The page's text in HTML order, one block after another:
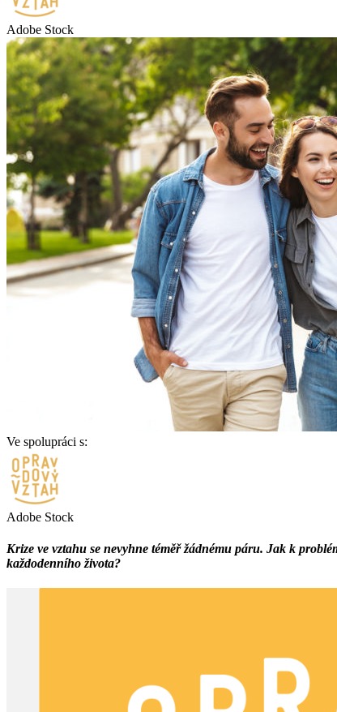
Adobe Stock
Ve spolupráci s:
Adobe Stock
Krize ve vztahu se nevyhne téměř žádnému páru. Jak k
každodenního života?